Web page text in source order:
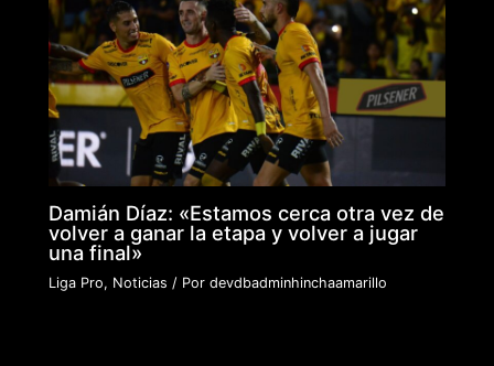
Damián Díaz: «Estamos cerca otra vez de
volver a ganar la etapa y volver a jugar
una final»
Liga Pro, Noticias / Pordevdbadminhinchaamarillo